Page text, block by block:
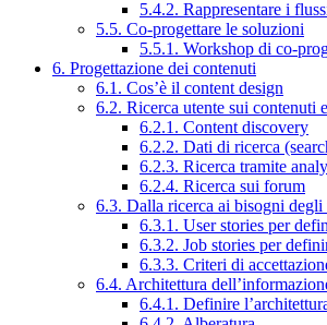
5.4.2. Rappresentare i
5.5. Co-progettare le soluzioni
5.5.1. Workshop di co-
6. Progettazione dei contenuti
6.1. Cos’è il content design
6.2. Ricerca utente sui contenuti
6.2.1. Content discovery
6.2.2. Dati di ricerca
6.2.3. Ricerca tramite
6.2.4. Ricerca sui forum
6.3. Dalla ricerca ai bisogni degli
6.3.1. User stories per
6.3.2. Job stories per
6.3.3. Criteri di
6.4. Architettura
6.4.1. Definire